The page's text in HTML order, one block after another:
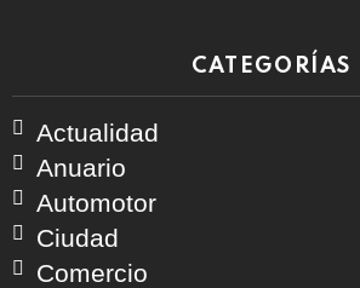
CATEGORÍAS
Actualidad
Anuario
Automotor
Ciudad
Comercio